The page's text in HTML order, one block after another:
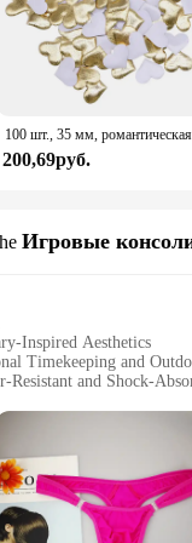
200,69руб.
Игровые
Inspired Aesthetics
Timekeeping and
Resistant and Shock-
Nylon Strap for
is a testament to robust